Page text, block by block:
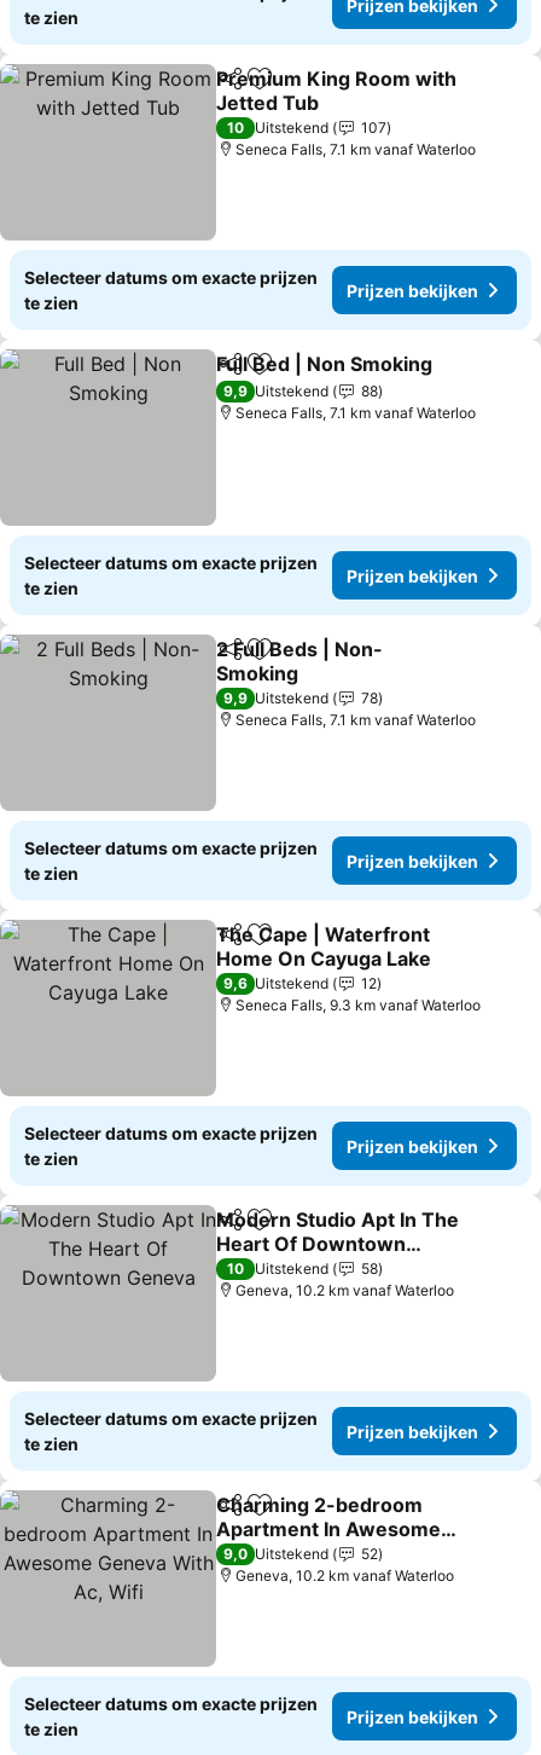
te zien
Prijzen bekijken
DelenToevoegen aan favorieten
Premium King Room with
Jetted Tub
10 Uitstekend
107
Seneca Falls, 7.1 km vanaf Waterloo
Selecteer datums om exacte prijzen
te zien
Prijzen bekijken
DelenToevoegen aan favorieten
Full Bed | Non Smoking
9,9 Uitstekend
88
Seneca Falls, 7.1 km vanaf Waterloo
Selecteer datums om exacte prijzen
te zien
Prijzen bekijken
DelenToevoegen aan favorieten
2 Full Beds | Non-
Smoking
9,9 Uitstekend
78
Seneca Falls, 7.1 km vanaf Waterloo
Selecteer datums om exacte prijzen
te zien
Prijzen bekijken
DelenToevoegen aan favorieten
The Cape | Waterfront
Home On Cayuga Lake
9,6 Uitstekend
12
Seneca Falls, 9.3 km vanaf Waterloo
Selecteer datums om exacte prijzen
te zien
Prijzen bekijken
DelenToevoegen aan favorieten
Modern Studio Apt In The
Heart Of Downtown
Geneva
10 Uitstekend
58
Geneva, 10.2 km vanaf Waterloo
Selecteer datums om exacte prijzen
te zien
Prijzen bekijken
DelenToevoegen aan favorieten
Charming 2-bedroom
Apartment In Awesome
Geneva With Ac, Wifi
9,0 Uitstekend
52
Geneva, 10.2 km vanaf Waterloo
Selecteer datums om exacte prijzen
te zien
Prijzen bekijken